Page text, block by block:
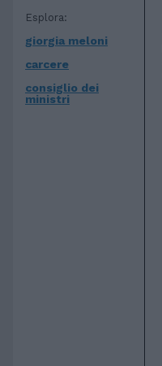
Esplora:
giorgia meloni
carcere
consiglio dei
ministri